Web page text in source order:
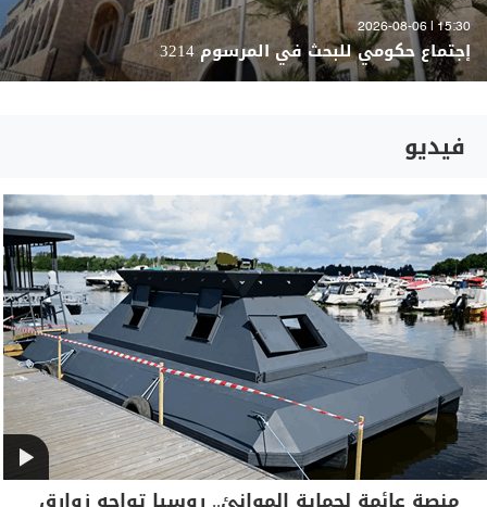
15:30 | 2026-08-06
إجتماع حكومي للبحث في المرسوم 3214
فيديو